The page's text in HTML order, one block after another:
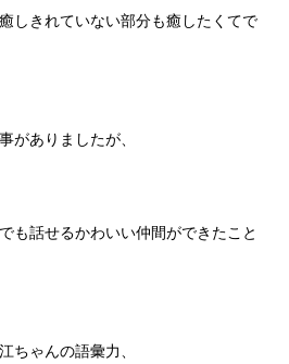
しきれていない部分も癒したくてで
がありましたが、
も話せるかわいい仲間ができたこと
ちゃんの語彙力、